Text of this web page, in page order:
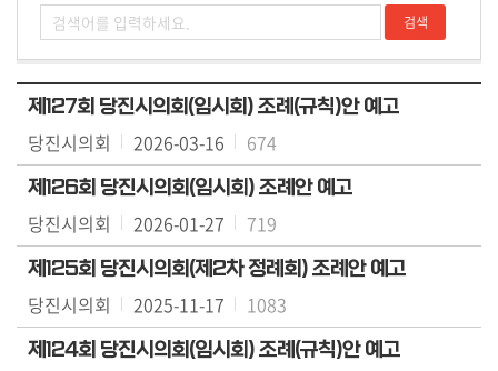
의
정
활
동
의
회
소
식
회
의
록
제127회 당진시의회(임시회) 조례(규칙)안 예고
당진시의회 2026-03-16 674
제126회 당진시의회(임시회) 조례안 예고
당진시의회 2026-01-27 719
제125회 당진시의회(제2차 정례회) 조례안 예고
당진시의회 2025-11-17 1083
제124회 당진시의회(임시회) 조례(규칙)안 예고